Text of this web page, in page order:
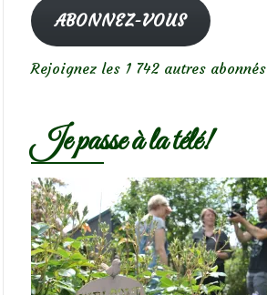
mailABONNEZ-VOUS
Rejoignez les 1 742 autres abonnés
Je passe à la télé!